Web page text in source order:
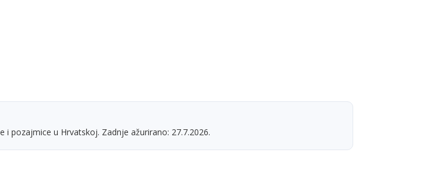
pozajmice u Hrvatskoj. Zadnje ažurirano: 27.7.2026.